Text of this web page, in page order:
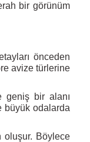
bir görünüm
önceden
avize türlerine
geniş bir alanı
büyük odalarda
oluşur. Böylece